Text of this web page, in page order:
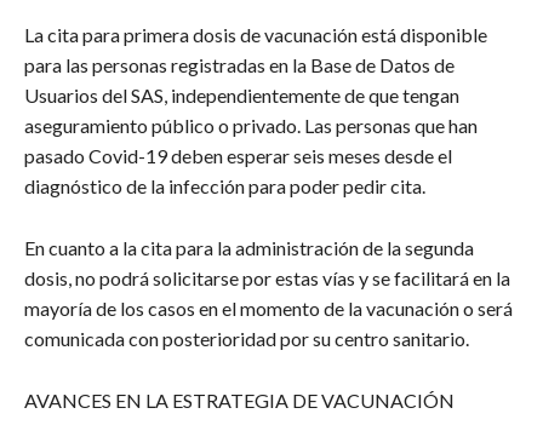
La cita para primera dosis de vacunación está disponible
para las personas registradas en la Base de Datos de
Usuarios del SAS, independientemente de que tengan
aseguramiento público o privado. Las personas que han
pasado Covid-19 deben esperar seis meses desde el
diagnóstico de la infección para poder pedir cita.
En cuanto a la cita para la administración de la segunda
dosis, no podrá solicitarse por estas vías y se facilitará en la
mayoría de los casos en el momento de la vacunación o será
comunicada con posterioridad por su centro sanitario.
AVANCES EN LA ESTRATEGIA DE VACUNACIÓN